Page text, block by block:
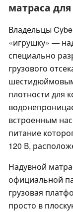
матраса
Владельцы
«игрушку» —
специально
грузового
плотности для
встроенным
питание
120 В,
Надувной
официальной
грузовая
просто в